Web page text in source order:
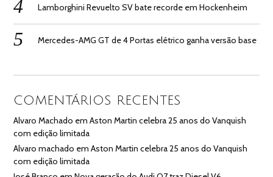
Lamborghini Revuelto SV bate recorde em Hockenheim
Mercedes-AMG GT de 4 Portas elétrico ganha versão base
COMENTÁRIOS RECENTES
Alvaro Machado emAston Martin celebra 25 anos do Vanquish
com edição limitada
Alvaro machado emAston Martin celebra 25 anos do Vanquish
com edição limitada